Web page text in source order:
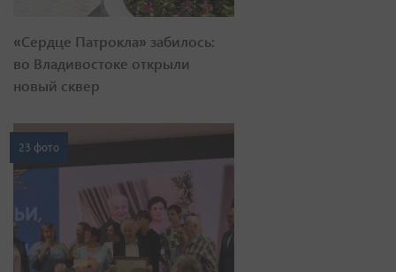
«Сердце Патрокла» забилось:
во Владивостоке открыли
новый сквер
23 фото